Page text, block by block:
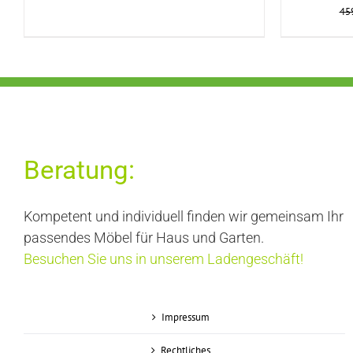
Beratung:
Kompetent und individuell finden wir gemeinsam Ihr
passendes Möbel für Haus und Garten.
Besuchen Sie uns in unserem Ladengeschäft!
Impressum